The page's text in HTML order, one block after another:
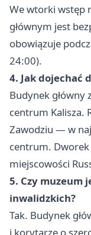
We wtorki wstęp
głównym jest
obowiązuje
24:00).
4. Jak dojechać
Budynek główny
centrum Kalisza.
Zawodziu — w
centrum.
miejscowości
5. Czy muzeum
inwalidzkich?
Tak. Budynek